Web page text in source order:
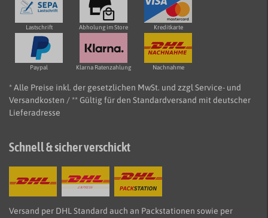
Lastschrift Abholung im Store Kreditkarte
Paypal Klarna Ratenzahlung Nachnahme
* Alle Preise inkl. der gesetzlichen MwSt. und zzgl Service- und
Versandkosten / ** Gültig für den Standardversand mit deutscher
Lieferadresse
Schnell & sicher verschickt
Versand per DHL Standard auch an Packstationen sowie per